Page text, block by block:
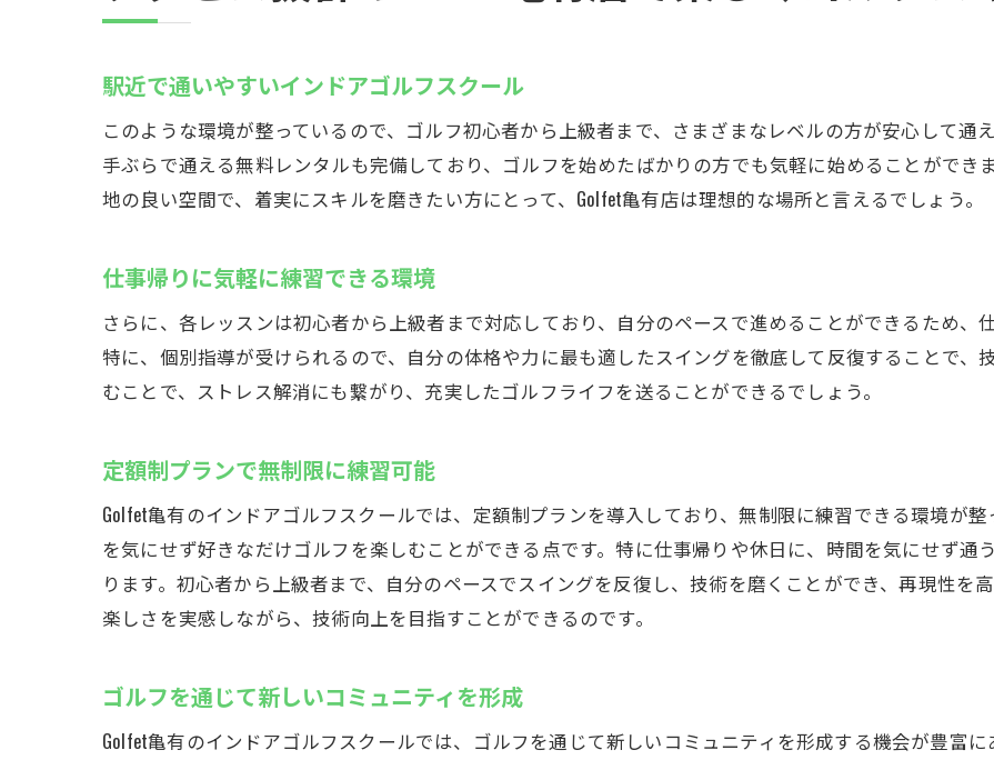
ストレス解消に役立つゴルフの魅力
リラクゼーションとしてのゴルフ
新しい趣味としてゴルフを楽しむ
仲間と楽しむゴルフのコミュニティ
駅近で通いやすいインドアゴルフスクール
このような環境が整っているので、ゴルフ初心者から上級者まで、さまざまなレベルの方が安心して通
手ぶらで通える無料レンタルも完備しており、ゴルフを始めたばかりの方でも気軽に始めることができ
地の良い空間で、着実にスキルを磨きたい方にとって、Golfet亀有店は理想的な場所と言えるでしょう。
仕事帰りに気軽に練習できる環境
さらに、各レッスンは初心者から上級者まで対応しており、自分のペースで進めることができるため、
特に、個別指導が受けられるので、自分の体格や力に最も適したスイングを徹底して反復することで、
むことで、ストレス解消にも繋がり、充実したゴルフライフを送ることができるでしょう。
定額制プランで無制限に練習可能
Golfet亀有のインドアゴルフスクールでは、定額制プランを導入しており、無制限に練習できる環境が
を気にせず好きなだけゴルフを楽しむことができる点です。特に仕事帰りや休日に、時間を気にせず通
ります。初心者から上級者まで、自分のペースでスイングを反復し、技術を磨くことができ、再現性を
楽しさを実感しながら、技術向上を目指すことができるのです。
ゴルフを通じて新しいコミュニティを形成
Golfet亀有のインドアゴルフスクールでは、ゴルフを通じて新しいコミュニティを形成する機会が豊富